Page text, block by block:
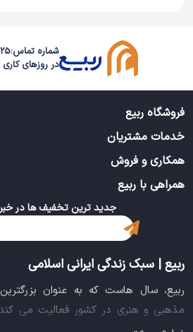
شماره تماس:
در روزهای کاری از
فروشگاه ربیع
خدمات مشتریان
همکاری و فروش
همراهی با ربیع
جدید ترین تخفیف ها در
ربیع | سبک زندگی ایرانی اسلامی
ربیع، سال هاست که به عنوان
مذهبی و هنری در کشور فعالیت می